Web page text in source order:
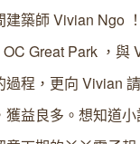
築師 Vivian Ngo
Great Park ，與
過程，更向 Vivian
獲益良多。想知道